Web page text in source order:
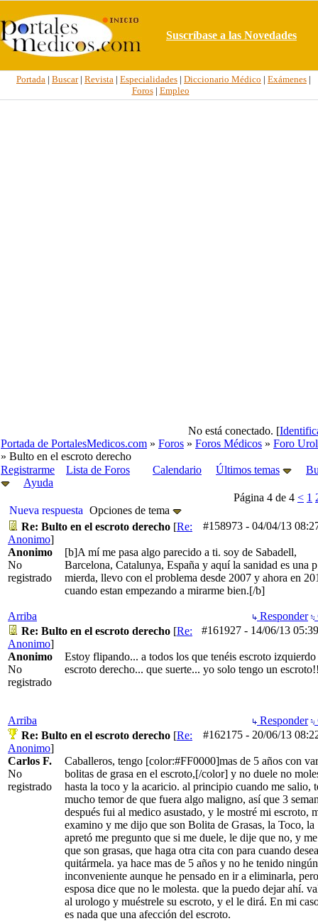
Suscríbase a las Novedades
Portada | Buscar| Revista | Especialidades | Diccionario Médico | Exámenes |
Foros| Empleo
No está conectado. [
Portada de PortalesMedicos.com » Foros » Foros Médicos » Foro
» Bulto en el escroto derecho
Registrarme
Lista de Foros Calendario Últimos temas
Ayuda
Página 4 de 4 < 1
Nueva respuesta Opciones de tema
#158973 - 04/04/13
Re: Bulto en el escroto derecho [Re:
Anonimo]
Anonimo
No
registrado
[b]A mí me pasa algo parecido a ti. soy de Sabadell,
Barcelona, Catalunya, España y aquí la sanidad es una
mierda, llevo con el problema desde 2007 y ahora en
cuando estan empezando a mirarme bien.[/b]
Arriba Responder
#161927 - 14/06/13
Re: Bulto en el escroto derecho [Re:
Anonimo]
Anonimo
No
registrado
Estoy flipando... a todos los que tenéis escroto
escroto derecho... que suerte... yo solo tengo un
Arriba Responder
#162175 - 20/06/13
Re: Bulto en el escroto derecho [Re:
Anonimo]
Carlos F.
No
registrado
Caballeros, tengo [color:#FF0000]mas de 5 años con
bolitas de grasa en el escroto,[/color] y no duele no
hasta la toco y la acaricio. al principio cuando me salio,
mucho temor de que fuera algo maligno, así que 3
después fui al medico asustado, y le mostré mi escroto,
examino y me dijo que son Bolita de Grasas, la Toco, la
apretó me pregunto que si me duele, le dije que no, y
que son grasas, que haga otra cita con para cuando desea
quitármela. ya hace mas de 5 años y no he tenido ningún
inconveniente aunque he pensado en ir a eliminarla,
esposa dice que no le molesta. que la puedo dejar ahí.
al urologo y muéstrele su escroto, y el le dirá. En mi
es nada que una afección del escroto.